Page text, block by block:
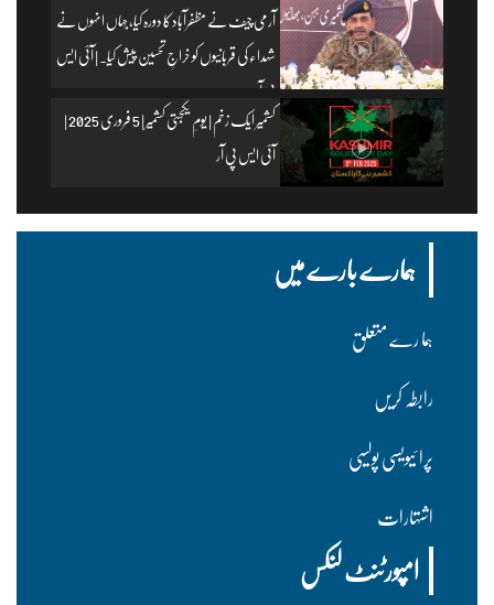
آرمی چیف نے مظفرآباد کا دورہ کیا، جہاں انہوں نے
شہداء کی قربانیوں کو خراجِ تحسین پیش کیا۔ | آئی ایس
پی آر
کشمیر ایک زخم | یومِ یکجہتی کشمیر | 5 فروری 2025 |
آئی ایس پی آر
ہمارے بارے میں
ہما رے متعلق
رابطہ کریں
پرا ئیویسی پولسیی
اشتہارات
امپورٹنٹ لنکس